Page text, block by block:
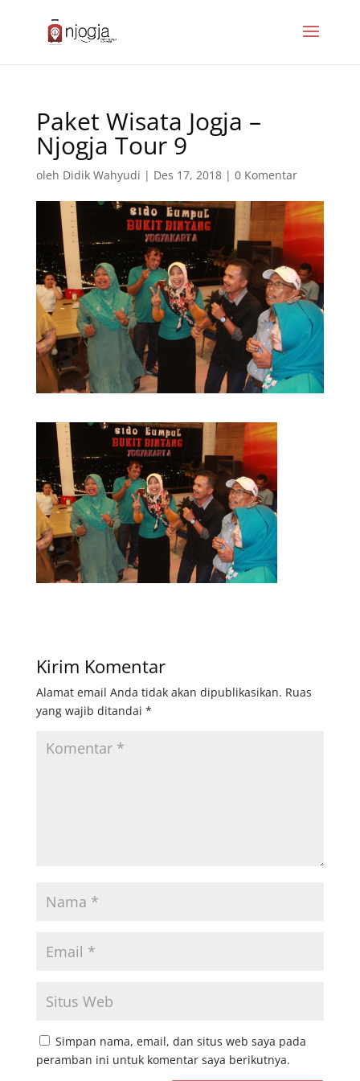
Paket Wisata Jogja –
Njogja Tour 9
oleh Didik Wahyudi | Des 17, 2018| 0 Komentar
Kirim Komentar
Alamat email Anda tidak akan dipublikasikan. Ruas
yang wajib ditandai *
Simpan nama, email, dan situs web saya pada
peramban ini untuk komentar saya berikutnya.